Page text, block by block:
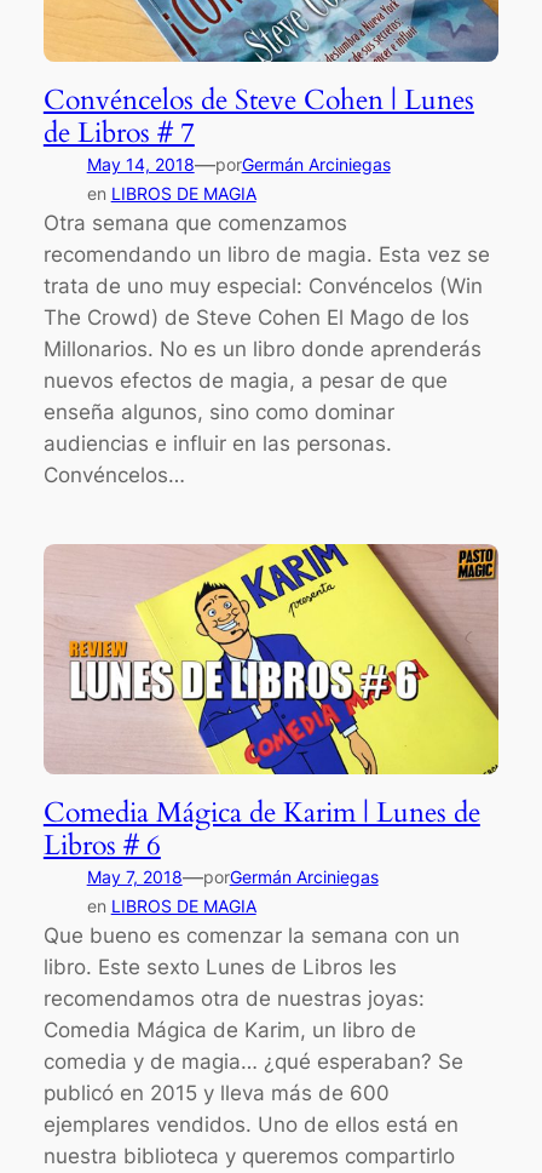
Convéncelos de Steve Cohen | Lunes
de Libros # 7
May 14, 2018—porGermán Arciniegas
en LIBROS DE MAGIA
Otra semana que comenzamos
recomendando un libro de magia. Esta vez se
trata de uno muy especial: Convéncelos (Win
The Crowd) de Steve Cohen El Mago de los
Millonarios. No es un libro donde aprenderás
nuevos efectos de magia, a pesar de que
enseña algunos, sino como dominar
audiencias e influir en las personas.
Convéncelos…
Comedia Mágica de Karim | Lunes de
Libros # 6
May 7, 2018—porGermán Arciniegas
en LIBROS DE MAGIA
Que bueno es comenzar la semana con un
libro. Este sexto Lunes de Libros les
recomendamos otra de nuestras joyas:
Comedia Mágica de Karim, un libro de
comedia y de magia… ¿qué esperaban? Se
publicó en 2015 y lleva más de 600
ejemplares vendidos. Uno de ellos está en
nuestra biblioteca y queremos compartirlo